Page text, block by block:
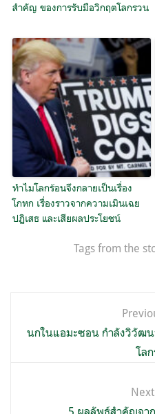
สำคัญ ของการรับมือวิกฤตโลกรวน
ทำไมโลกร้อนจึงกลายเป็นเรื่อง
โกหก เรื่องราวจากความเมินเฉย
ปฏิเสธ และเสียผลประโยชน์
Tags from the
เรื่อง
นกในแอมะซอน กำลังวิวัฒน
โล